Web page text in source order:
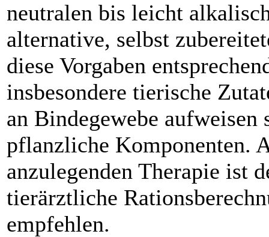
neutralen bis leicht
alternative, selbst
diese Vorgaben
insbesondere tierische
an Bindegewebe aufweisen
pflanzliche Komponenten.
anzulegenden Therapie ist
tierärztliche
empfehlen.